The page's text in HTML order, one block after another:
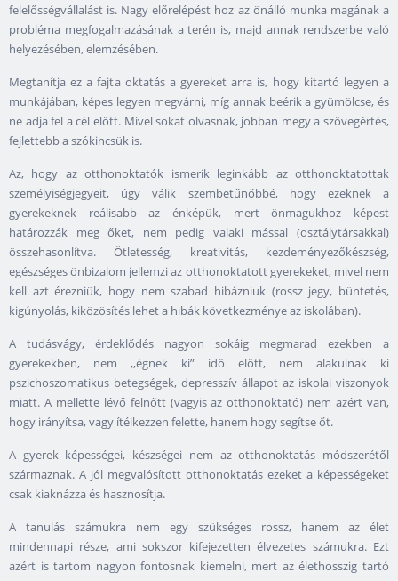
felelősségvállalást is. Nagy előrelépést hoz az önálló munka magának a
probléma megfogalmazásának a terén is, majd annak rendszerbe való
helyezésében, elemzésében.
Megtanítja ez a fajta oktatás a gyereket arra is, hogy kitartó legyen a
munkájában, képes legyen megvárni, míg annak beérik a gyümölcse, és
ne adja fel a cél előtt. Mivel sokat olvasnak, jobban megy a szövegértés,
fejlettebb a szókincsük is.
Az, hogy az otthonoktatók ismerik leginkább az otthonoktatottak
személyiségjegyeit, úgy válik szembetűnőbbé, hogy ezeknek a
gyerekeknek reálisabb az énképük, mert önmagukhoz képest
határozzák meg őket, nem pedig valaki mással (osztálytársakkal)
összehasonlítva. Ötletesség, kreativitás, kezdeményezőkészség,
egészséges önbizalom jellemzi az otthonoktatott gyerekeket, mivel nem
kell azt érezniük, hogy nem szabad hibázniuk (rossz jegy, büntetés,
kigúnyolás, kiközösítés lehet a hibák következménye az iskolában).
A tudásvágy, érdeklődés nagyon sokáig megmarad ezekben a
gyerekekben, nem ,,égnek ki” idő előtt, nem alakulnak ki
pszichoszomatikus betegségek, depresszív állapot az iskolai viszonyok
miatt. A mellette lévő felnőtt (vagyis az otthonoktató) nem azért van,
hogy irányítsa, vagy ítélkezzen felette, hanem hogy segítse őt.
A gyerek képességei, készségei nem az otthonoktatás módszerétől
származnak. A jól megvalósított otthonoktatás ezeket a képességeket
csak kiaknázza és hasznosítja.
A tanulás számukra nem egy szükséges rossz, hanem az élet
mindennapi része, ami sokszor kifejezetten élvezetes számukra. Ezt
azért is tartom nagyon fontosnak kiemelni, mert az élethosszig tartó